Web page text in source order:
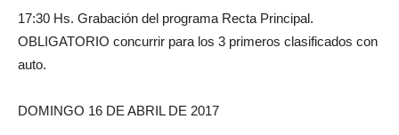
17:30 Hs. Grabación del programa Recta Principal.
OBLIGATORIO concurrir para los 3 primeros clasificados con
auto.
DOMINGO 16 DE ABRIL DE 2017